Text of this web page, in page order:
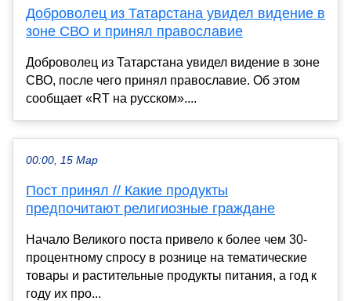
Доброволец из Татарстана увидел видение в
зоне СВО и принял православие
Доброволец из Татарстана увидел видение в зоне
СВО, после чего принял православие. Об этом
сообщает «RT на русском»....
00:00, 15 Мар
Пост принял // Какие продукты
предпочитают религиозные граждане
Начало Великого поста привело к более чем 30-
процентному спросу в рознице на тематические
товары и растительные продукты питания, а год к
году их про...